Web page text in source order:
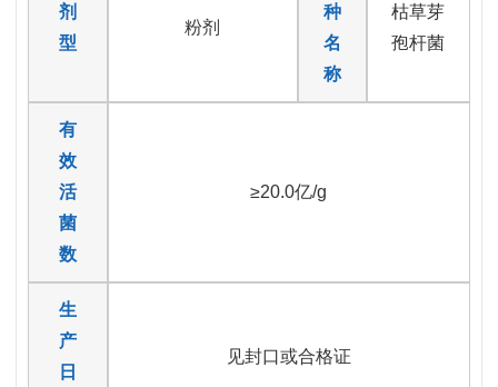
剂
型
粉剂
种
名
称
枯草芽
孢杆菌
有
效
活
菌
数
≥20.0亿/g
生
产
日
见封口或合格证